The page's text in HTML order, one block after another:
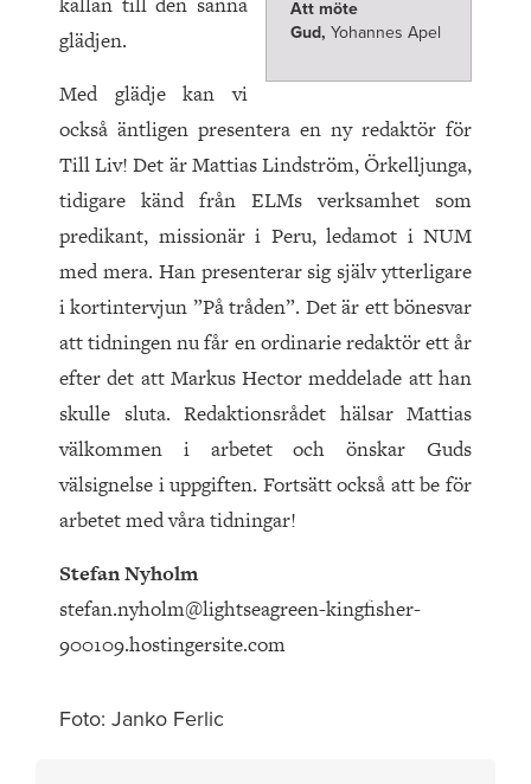
Att möte
Gud, Yohannes Apel
glädjen.
Med glädje kan vi
också äntligen presentera en ny redaktör för
Till Liv! Det är Mattias Lindström, Örkelljunga,
tidigare känd från ELMs verksamhet som
predikant, missionär i Peru, ledamot i NUM
med mera. Han presenterar sig själv ytterligare
i kortintervjun ”På tråden”. Det är ett bönesvar
att tidningen nu får en ordinarie redaktör ett år
efter det att Markus Hector meddelade att han
skulle sluta. Redaktionsrådet hälsar Mattias
välkommen i arbetet och önskar Guds
välsignelse i uppgiften. Fortsätt också att be för
arbetet med våra tidningar!
Stefan Nyholm
stefan.nyholm@lightseagreen-kingfisher-
900109.hostingersite.com
Foto: Janko Ferlic